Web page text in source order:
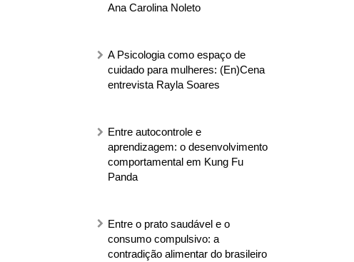
Ana Carolina Noleto
A Psicologia como espaço de
cuidado para mulheres: (En)Cena
entrevista Rayla Soares
Entre autocontrole e
aprendizagem: o desenvolvimento
comportamental em Kung Fu
Panda
Entre o prato saudável e o
consumo compulsivo: a
contradição alimentar do brasileiro